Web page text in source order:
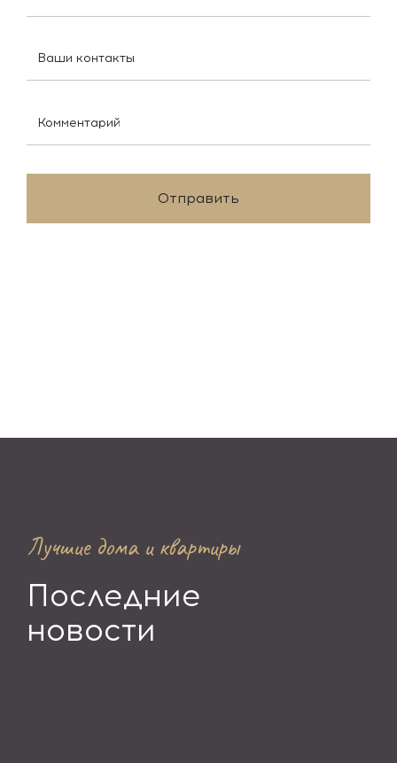
Лучшие дома и квартиры
Последние
новости